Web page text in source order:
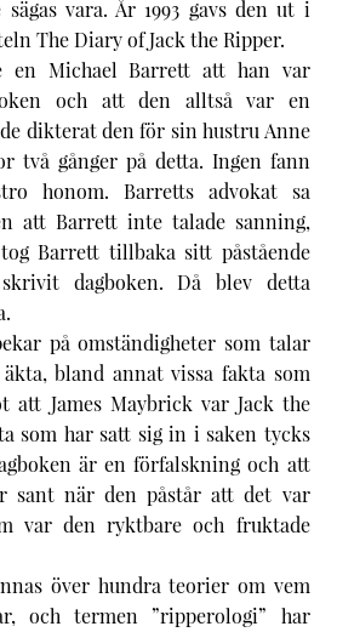
vara. År 1993 gavs den ut i
The Diary of Jack the Ripper.
en Michael Barrett att han var
och att den alltså var en
dikterat den för sin hustru Anne
två gånger på detta. Ingen fann
honom. Barretts advokat sa
att Barrett inte talade sanning,
Barrett tillbaka sitt påstående
dagboken. Då blev detta
på omständigheter som talar
bland annat vissa fakta som
James Maybrick var Jack the
som har satt sig in i saken tycks
är en förfalskning och att
sant när den påstår att det var
var den ryktbare och fruktade
över hundra teorier om vem
och termen ”ripperologi” har